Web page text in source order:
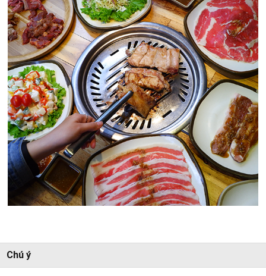
Chú ý